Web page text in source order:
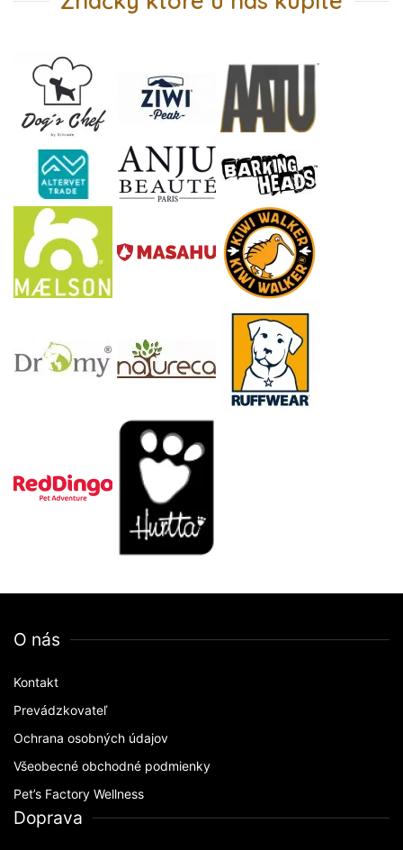
O nás
Kontakt
Prevádzkovateľ
Ochrana osobných údajov
Všeobecné obchodné podmienky
Pet’s Factory Wellness
Doprava